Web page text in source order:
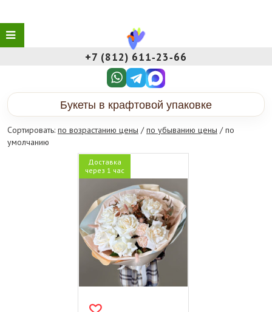
+7 (812) 611‑23‑66
Букеты в крафтовой упаковке
Сортировать: по возрастанию цены /по убыванию цены / по
умолчанию
Доставка
через 1 час